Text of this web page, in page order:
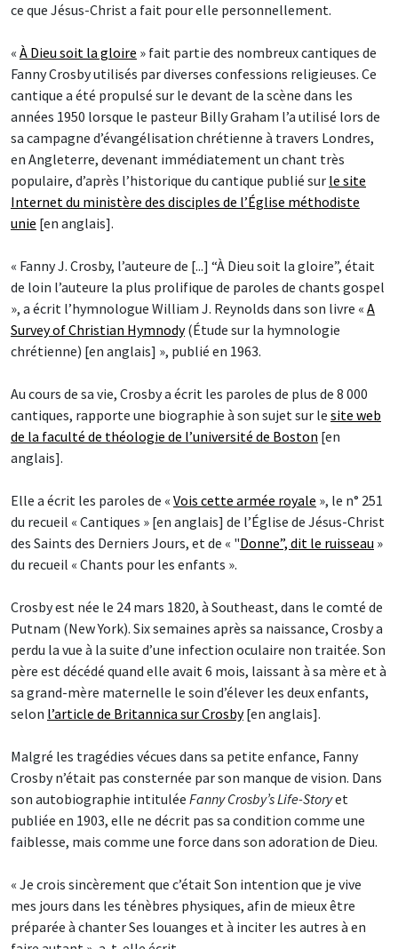
ce que Jésus-Christ a fait pour elle personnellement.
« À Dieu soit la gloire » fait partie des nombreux cantiques de
Fanny Crosby utilisés par diverses confessions religieuses. Ce
cantique a été propulsé sur le devant de la scène dans les
années 1950 lorsque le pasteur Billy Graham l’a utilisé lors de
sa campagne d’évangélisation chrétienne à travers Londres,
en Angleterre, devenant immédiatement un chant très
populaire, d’après l’historique du cantique publié sur le site
Internet du ministère des disciples de l’Église méthodiste
unie [en anglais].
« Fanny J. Crosby, l’auteure de [...] “À Dieu soit la gloire”, était
de loin l’auteure la plus prolifique de paroles de chants gospel
», a écrit l’hymnologue William J. Reynolds dans son livre « A
Survey of Christian Hymnody(Étude sur la hymnologie
chrétienne) [en anglais] », publié en 1963.
Au cours de sa vie, Crosby a écrit les paroles de plus de 8 000
cantiques, rapporte une biographie à son sujet sur le site web
de la faculté de théologie de l’université de Boston [en
anglais].
Elle a écrit les paroles de « Vois cette armée royale », le n° 251
du recueil « Cantiques » [en anglais] de l’Église de Jésus-Christ
des Saints des Derniers Jours, et de « "Donne”, dit le ruisseau »
du recueil « Chants pour les enfants ».
Crosby est née le 24 mars 1820, à Southeast, dans le comté de
Putnam (New York). Six semaines après sa naissance, Crosby a
perdu la vue à la suite d’une infection oculaire non traitée. Son
père est décédé quand elle avait 6 mois, laissant à sa mère et à
sa grand-mère maternelle le soin d’élever les deux enfants,
selon l’article de Britannica sur Crosby[en anglais].
Malgré les tragédies vécues dans sa petite enfance, Fanny
Crosby n’était pas consternée par son manque de vision. Dans
son autobiographie intitulée Fanny Crosby’s Life-Storyet
publiée en 1903, elle ne décrit pas sa condition comme une
faiblesse, mais comme une force dans son adoration de Dieu.
« Je crois sincèrement que c’était Son intention que je vive
mes jours dans les ténèbres physiques, afin de mieux être
préparée à chanter Ses louanges et à inciter les autres à en